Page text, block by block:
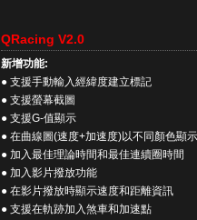
QRacing V2.0
新增功能:
● 支援手動輸入經緯度建立標記
● 支援螢幕截圖
● 支援G-值顯示
● 在曲線圖(速度+加速度)以不同顏色顯示
● 加入最佳理論時間和最佳連續圈時間
● 加入影片撥放功能
● 在影片撥放時顯示速度和距離資訊
● 支援在軌跡加入煞車和加速點